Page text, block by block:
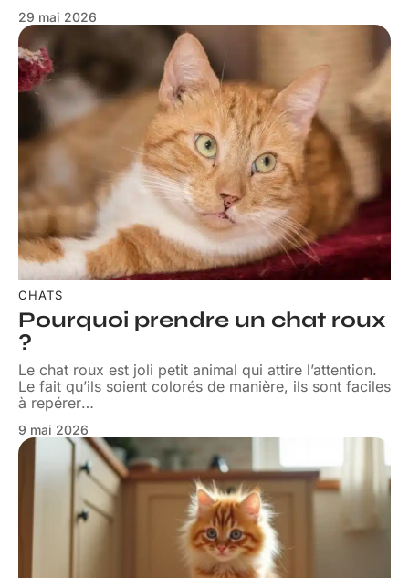
29 mai 2026
CHATS
Pourquoi prendre un chat roux
?
Le chat roux est joli petit animal qui attire l’attention.
Le fait qu’ils soient colorés de manière, ils sont faciles
à repérer…
9 mai 2026